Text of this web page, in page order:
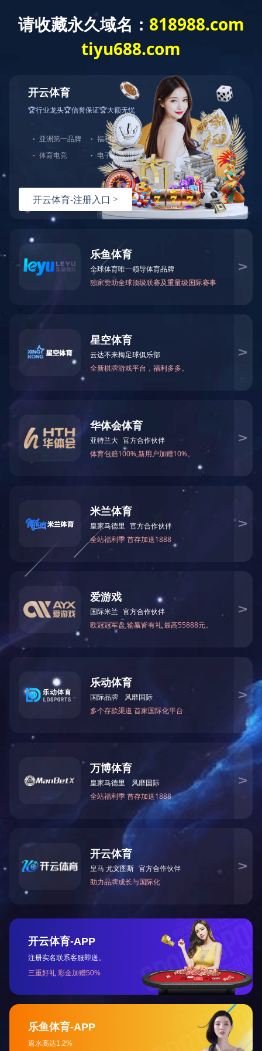
公司介绍
2012年7月被中共湖南省委宣传部评
2020-03-17 16:45:33
上一篇：
下一篇： 2011年6月公司被中共怀化市委评为“十佳基层
咨询与了解